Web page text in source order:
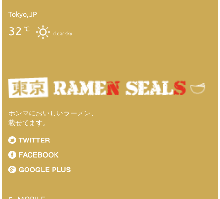
Tokyo, JP
32 ℃
clear sky
ホンマにおいしいラーメン、
載せてます。